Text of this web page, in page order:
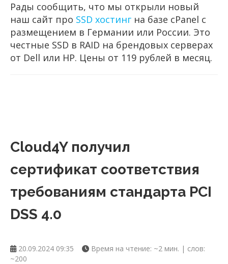
Рады сообщить, что мы открыли новый
наш сайт про SSD хостинг на базе cPanel с
размещением в Германии или России. Это
честные SSD в RAID на брендовых серверах
от Dell или HP. Цены от 119 рублей в месяц.
Cloud4Y получил
сертификат соответствия
требованиям стандарта PCI
DSS 4.0
20.09.2024 09:35
Время на чтение: ~2 мин. | слов:
~200